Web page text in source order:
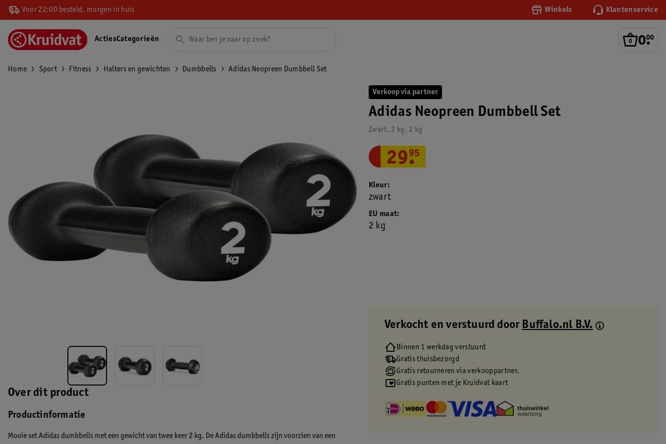
Voor 22:00 besteld, morgen in huis Winkels Klantenservice
0.
00
ActiesCategorieën
Home Sport Fitness Halters en gewichten Dumbbells Adidas Neopreen Dumbbell Set
Over dit product
Productinformatie
Mooie set Adidas dumbbells met een gewicht van twee keer 2 kg. De Adidas dumbbells zijn voorzien van een
Verkoop via partner
Adidas Neopreen Dumbbell Set
Zwart, 2 kg, 2 kg
29.
95
EU maat
2 kg
Kleur
zwart
Verkocht en verstuurd door Buffalo.nl B.V.
Binnen 1 werkdag verstuurd
Gratis thuisbezorgd
Gratis retourneren via verkooppartner.
Gratis punten met je Kruidvat kaart